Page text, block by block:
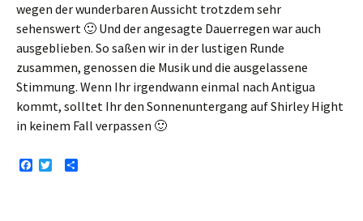
wegen der wunderbaren Aussicht trotzdem sehr
sehenswert 🙂 Und der angesagte Dauerregen war auch
ausgeblieben. So saßen wir in der lustigen Runde
zusammen, genossen die Musik und die ausgelassene
Stimmung. Wenn Ihr irgendwann einmal nach Antigua
kommt, solltet Ihr den Sonnenuntergang auf Shirley Hight
in keinem Fall verpassen 🙂